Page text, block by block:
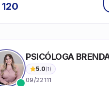
120
PSICÓLOGA
5.0(1)
09/22111